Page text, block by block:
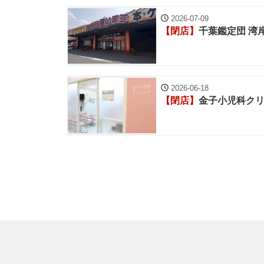
2026-07-09
【閉店】 千葉鑑定団 湾
2026-06-18
【閉店】 金子小児科ク